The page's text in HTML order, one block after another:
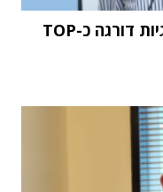
מחקר STKI השנתי: וואן טכנולוגיות דורגה כ-TOP